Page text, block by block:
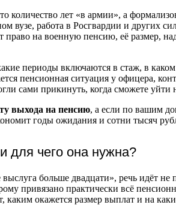
количество лет «в армии», а
вузе, работа в Росгвардии и других
право на военную пенсию, её размер,
периоды включаются в стаж, в
пенсионная ситуация у офицера,
сами прикинуть, когда сможете
выхода на пенсию, а если по вашим
годы ожидания и сотни тысяч
для чего она нужна?
больше двадцати», речь идёт
привязано практически всё
окажется размер выплат и на